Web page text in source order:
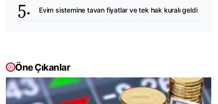
Evim sistemine tavan fiyatlar ve tek hak kuralı geldi
Öne Çıkanlar